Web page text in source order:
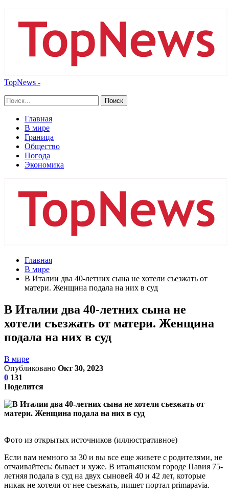
TopNews -
Главная
В мире
Граница
Общество
Погода
Экономика
Главная
В мире
В Италии два 40-летних сына не хотели съезжать от
матери. Женщина подала на них в суд
В Италии два 40-летних сына не
хотели съезжать от матери. Женщина
подала на них в суд
В мире
Опубликовано Окт 30, 2023
0 131
Поделится
Фото из открытых источников (иллюстративное)
Если вам немного за 30 и вы все еще живете с родителями, не
отчаивайтесь: бывает и хуже. В итальянском городе Павия 75-
летняя подала в суд на двух сыновей 40 и 42 лет, которые
никак не хотели от нее съезжать, пишет портал primapavia.